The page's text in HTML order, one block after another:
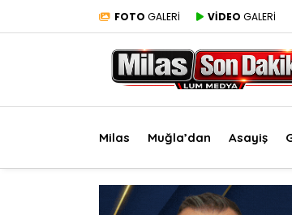
FOTO GALERİ VİDEO GALERİ
Milas Muğla’dan Asayiş